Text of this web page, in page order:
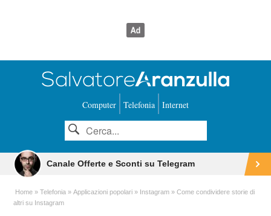
Computer Telefonia Internet
Canale Offerte e Sconti su Telegram
Home Telefonia Applicazioni popolari Instagram
Come condividere storie di
altri su Instagram